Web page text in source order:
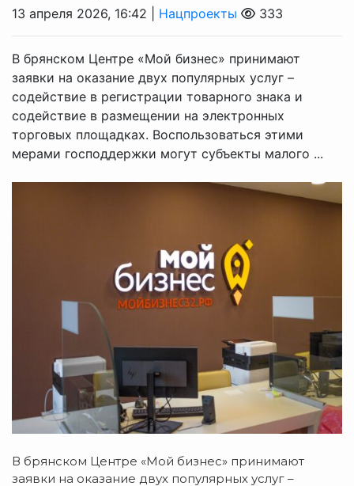
13 апреля 2026, 16:42 | Нацпроекты 333
В брянском Центре «Мой бизнес» принимают
заявки на оказание двух популярных услуг –
содействие в регистрации товарного знака и
содействие в размещении на электронных
торговых площадках. Воспользоваться этими
мерами господдержки могут субъекты малого ...
В брянском Центре «Мой бизнес» принимают
заявки на оказание двух популярных услуг –